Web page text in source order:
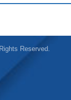
Reserved.